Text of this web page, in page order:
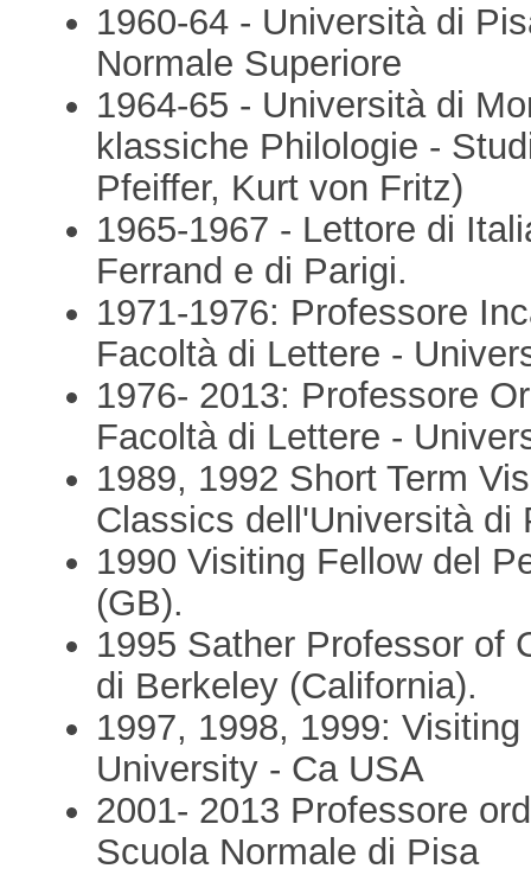
1960-64 - Università di
Normale Superiore
1964-65 - Università di
klassiche Philologie -
Pfeiffer, Kurt von Fritz)
1965-1967 - Lettore di
Ferrand e di Parigi.
1971-1976: Professore
Facoltà di Lettere -
1976- 2013: Professore
Facoltà di Lettere -
1989, 1992 Short Term
Classics dell'Università di
1990 Visiting Fellow del
(GB).
1995 Sather Professor of
di Berkeley (California).
1997, 1998, 1999:
University - Ca USA
2001- 2013 Professore
Scuola Normale di Pisa